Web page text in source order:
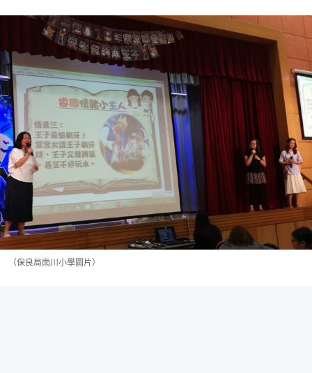
（保良局雨川小學圖片）